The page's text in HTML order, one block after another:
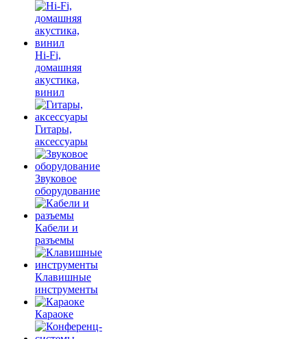
Hi-Fi,
домашняя
акустика,
винил
Гитары,
аксессуары
Звуковое
оборудование
Кабели и
разъемы
Клавишные
инструменты
Караоке